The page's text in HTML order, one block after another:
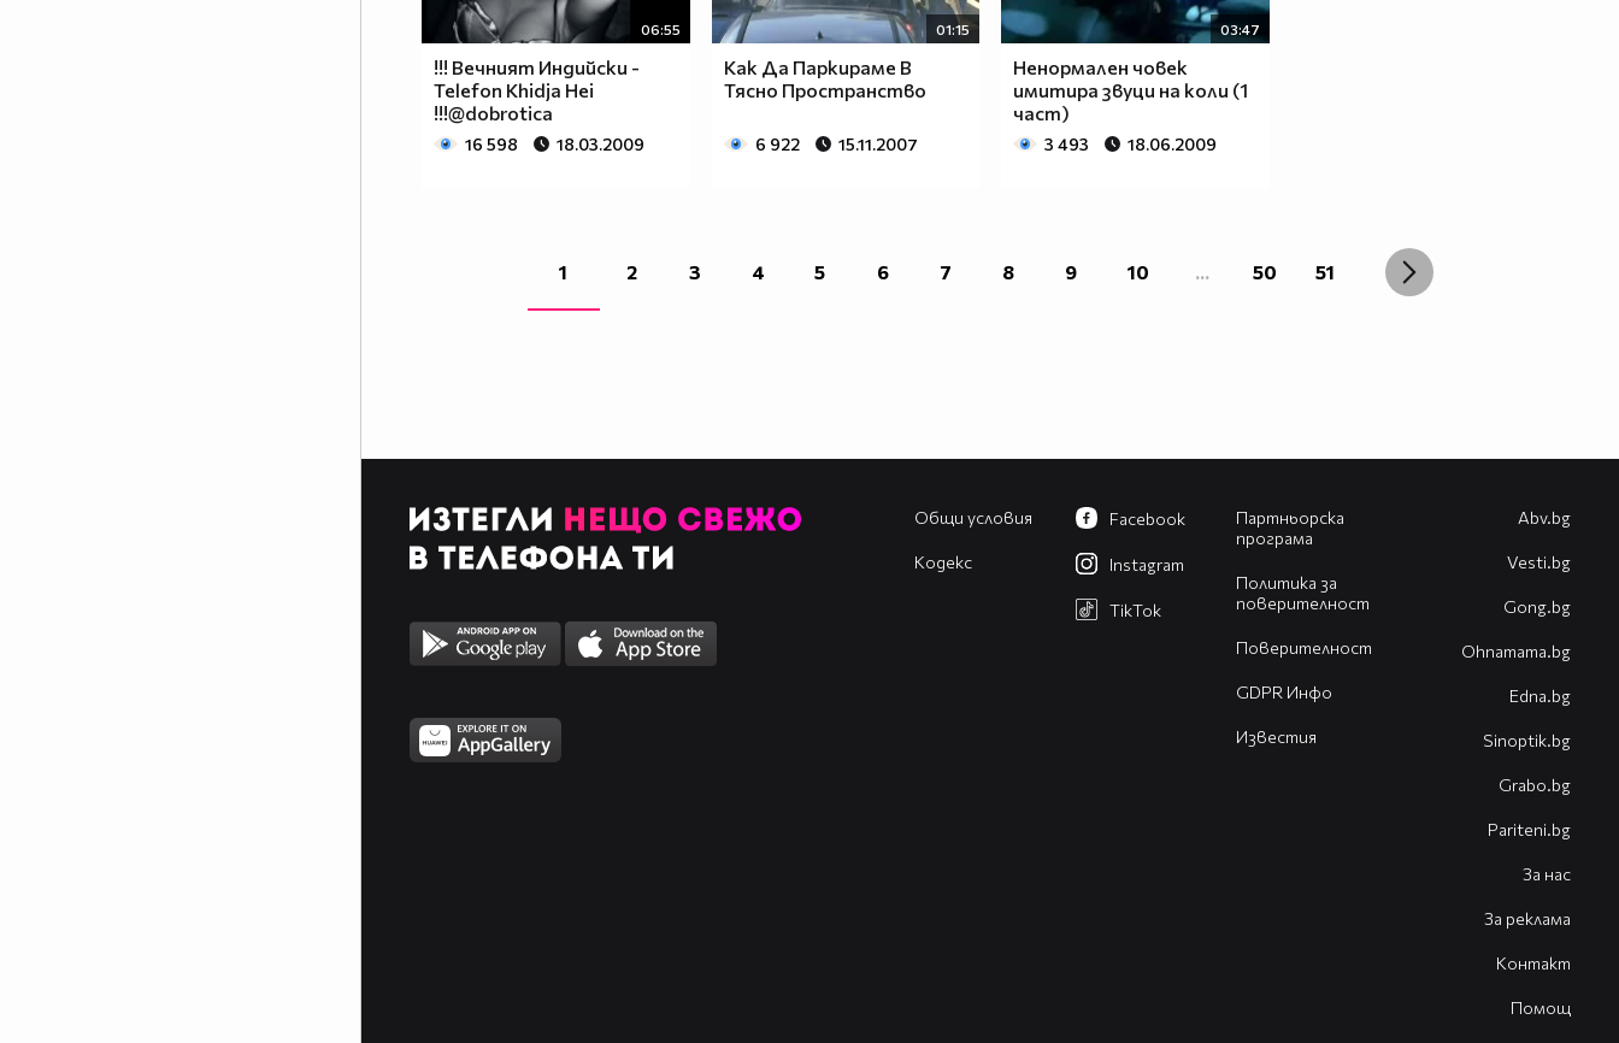
06:55
!!! Вечният Индийски -
Telefon Khidja Hei
!!!@dobrotica
16 598 18.03.2009
01:15
Как Да Паркираме В
Тясно Пространство
6 922 15.11.2007
03:47
Ненормален човек
имитира звуци на коли (1
част)
3 493 18.06.2009
1 2 3 4 5 6 7 8 9 10 ... 50 51
Общи условия
Кодекс
Партньорска
програма
Политика за
поверителност
Поверителност
GDPR Инфо
Известия
Facebook
Instagram
TikTok
Abv.bg
Vesti.bg
Gong.bg
Оhnamama.bg
Edna.bg
Sinoptik.bg
Grabo.bg
Pariteni.bg
За нас
За реклама
Контакт
Помощ